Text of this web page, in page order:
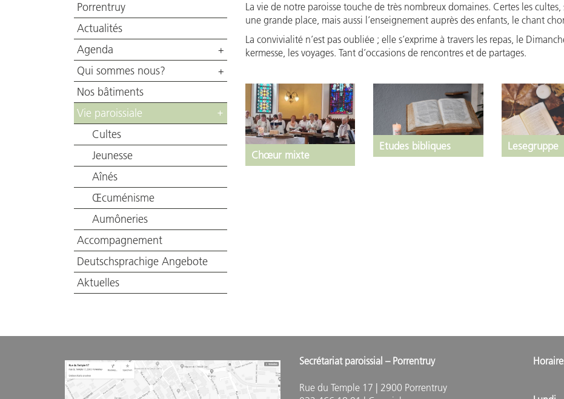
Porrentruy
Actualités
Agenda
+
Qui sommes nous? +
Nos bâtiments
Vie paroissiale
Cultes
Jeunesse
Aînés
Œcuménisme
Aumôneries
+
Accompagnement
Deutschsprachige Angebote
Aktuelles
La vie de notre paroisse touche de très nombreux domaines. Certes les
une grande place, mais aussi l’enseignement auprès des enfants, le chant
La convivialité n’est pas oubliée ; elle s’exprime à travers les repas, le
kermesse, les voyages. Tant d’occasions de rencontres et de partages.
Chœur mixte
Etudes bibliques Lesegruppe
Secrétariat paroissial – Porrentruy
Rue du Temple 17 | 2900 Porrentruy